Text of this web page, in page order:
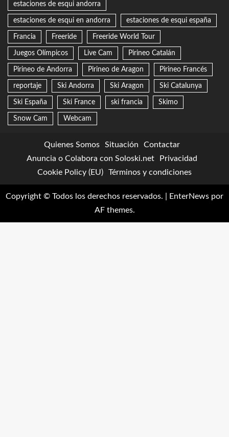
estaciones de esqui andorra
estaciones de esqui en andorra estaciones de esqui españa
Francia Freeride Freeride World Tour
Juegos Olímpicos Live Cam Pirineo Catalán
Pirineo de Andorra Pirineo de Aragon Pirineo Francés
reportaje Ski Andorra Ski Aragon Ski Catalunya
Ski España Ski France ski francia Skimo
Snow Cam Webcam
Quienes Somos Situación
Contactar
Anuncia o Colabora con Soloski.net
Privacidad
Cookie Policy (EU)
Términos y condiciones
Copyright © Todos los derechos reservados. EnterNews por
AF themes.